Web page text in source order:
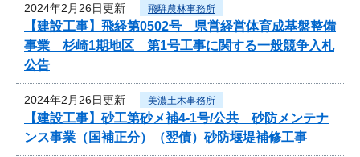
2024年2月26日更新 飛騨農林事務所
【建設工事】飛経第0502号 県営経営体育成基盤整備
事業 杉崎1期地区 第1号工事に関する一般競争入札
公告
2024年2月26日更新 美濃土木事務所
【建設工事】砂工第砂メ補4-1号/公共 砂防メンテナ
ンス事業（国補正分）（翌債）砂防堰堤補修工事